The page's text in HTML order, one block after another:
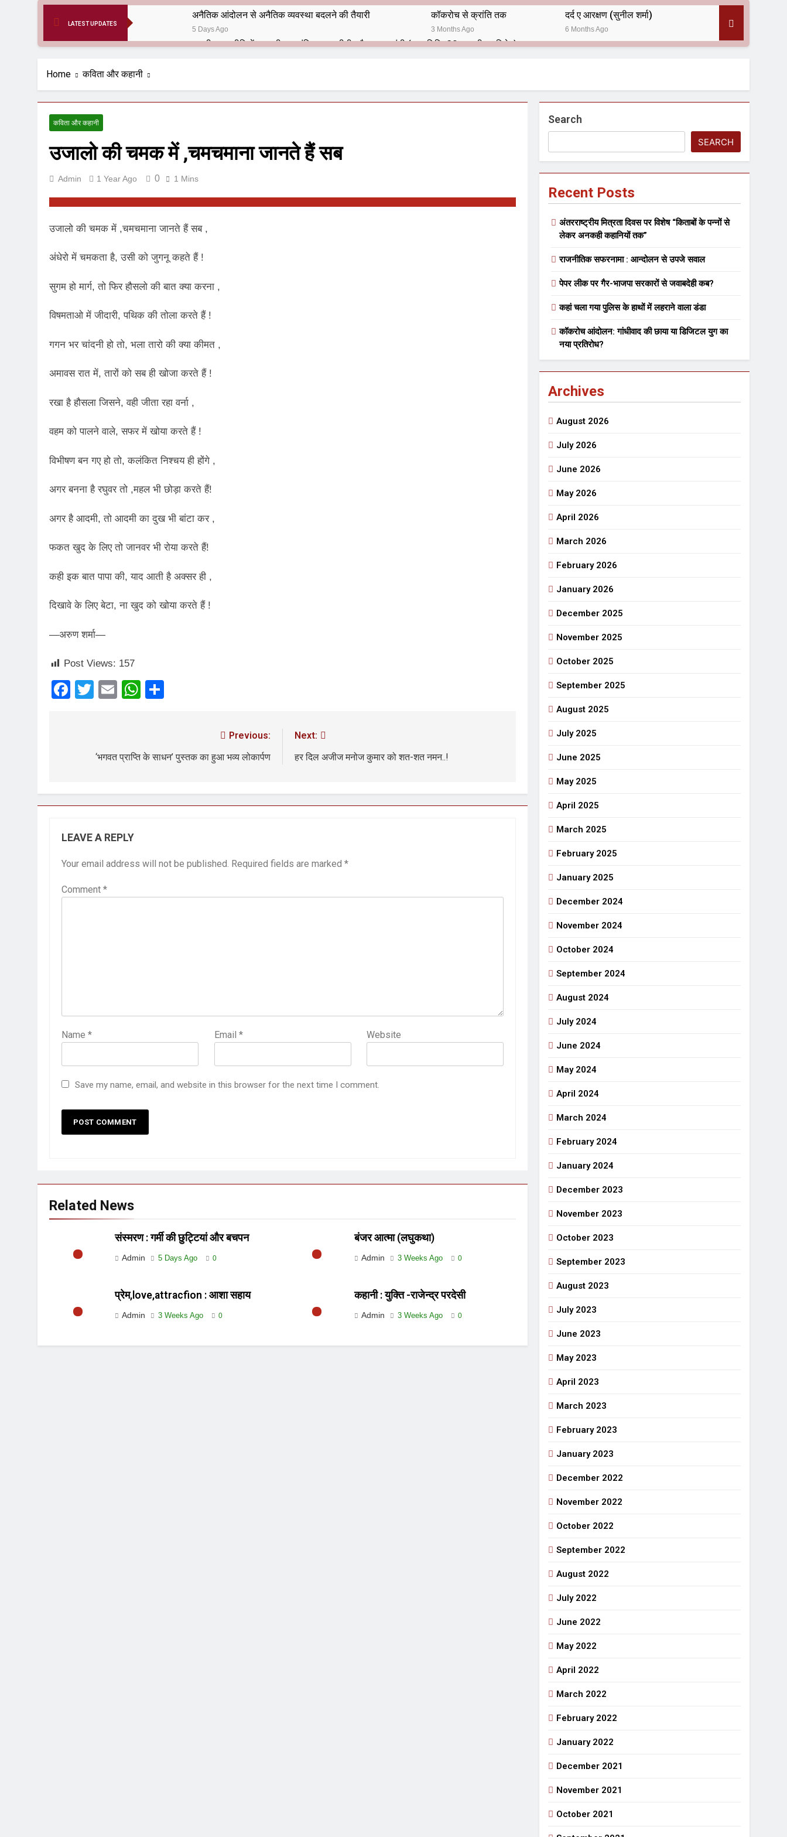
LATEST UPDATES
अनैतिक आंदोलन से अनैतिक व्यवस्था बदलने की तैयारी
5 Days Ago
कॉकरोच से क्रांति तक
3 Months Ago
दर्द ए आरक्षण (सुनील शर्मा)
6 Months Ago
भारतीय राजनीति में आज भी प्रासांगिक एव अद्वीतीय है महात्मा गांधी (पुण्य तिथि-30 जनवरी पर विशेष)
हरियाणा सरकार के बाबा बंदा सिंह बहादुर की स्मृति में स्मारक निर्माण की दिशा में बढ़ते कदम
1 Year Ago
पाकिस्तान और PoK में 9 आतंकी ठिकानों पर भारत ने की एयर स्ट्राइक (ऑपरेशन सिन्दूर)
1 Year Ago
2 Years Ago
2 Years Ago
दिल्ली की फ़िरदौस ख़ान को मिला बेस्ट वालंटियर अवॉर्ड–लाल बिहारी लाल
2 Years Ago
समाज सेवा मे तत्पर दानवीर परिवार
“अंतर्राष्ट्रीय महिला दिवस “ की बहुत बहुत बधाई
2 Years Ago
राम नाम लो प्रेम से – मनमोहन शर्मा ‘शरण’ (सम्पादकीय )
विश्व पुस्तक मेले (10-18 फरवरी) में अनुराधा प्रकाशन के स्टाल पर अपनी पुस्तक को प्रदर्शित/विमोचन हेतु संपर्क करें
3 Years Ago
२१वीं सदी में विश्व में हिंदी भाषा की स्वीकृति
नोसेना प्रमुख एडमिरल आर हरि कुमार ने किया अनुराधा प्रकाशन की पुस्तकों एवं ‘उत्कर्ष मेल’ का लोकार्पण
3 Years Ago
श्री हनुमानजी का जन्म महोत्सव का भव्य आयोजन
राजनीतिक सफरनामा : आन्दोलन से उपजे सवाल
पेपर लीक पर गैर-भाजपा सरकारों से जवाबदेही कब? कहां चला गया पुलिस के हाथों में लहराने वाला डंडा
कॉकरोच आंदोलन: गांधीवाद की छाया या डिजिटल युग का नया प्रतिरोध?
Home कविता और कहानी
कविता और कहानी
उजालो की चमक में ,चमचमाना जानते हैं सब
Admin 1 Year Ago 0 1 Mins
उजालो की चमक में ,चमचमाना जानते हैं सब ,
अंधेरो में चमकता है, उसी को जुगनू कहते हैं !
सुगम हो मार्ग, तो फिर हौसलो की बात क्या करना ,
विषमताओ में जीदारी, पथिक की तोला करते हैं !
गगन भर चांदनी हो तो, भला तारो की क्या कीमत ,
अमावस रात में, तारों को सब ही खोजा करते हैं !
रखा है हौसला जिसने, वही जीता रहा वर्ना ,
वहम को पालने वाले, सफर में खोया करते हैं !
विभीषण बन गए हो तो, कलंकित निश्चय ही होंगे ,
अगर बनना है रघुवर तो ,महल भी छोड़ा करते हैं!
अगर है आदमी, तो आदमी का दुख भी बांटा कर ,
फकत खुद के लिए तो जानवर भी रोया करते हैं!
कही इक बात पापा की, याद आती है अक्सर ही ,
दिखावे के लिए बेटा, ना खुद को खोया करते हैं !
—अरुण शर्मा—
Post Views: 157
Facebook
TwitterEmailWhatsApp
Previous:
‘भगवत प्राप्ति के साधन’ पुस्तक का हुआ भव्य लोकार्पण
Next:
हर दिल अजीज मनोज कुमार को शत-शत नमन..!
LEAVE A REPLY
Your email address will not be published. Required fields are marked *
Comment *
Name * Email * Website
Save my name, email, and website in this browser for the next time I comment.
Related News
संस्मरण : गर्मी की छुट्टियां और बचपन
Admin 5 Days Ago 0
बंजर आत्मा (लघुकथा)
Admin 3 Weeks Ago 0
प्रेम,love,attracfion : आशा सहाय
Admin 3 Weeks Ago 0
कहानी : युक्ति -राजेन्द्र परदेसी
Admin 3 Weeks Ago 0
Search
SEARCH
Recent Posts
अंतरराष्ट्रीय मित्रता दिवस पर विशेष “किताबों के पन्नों से
लेकर अनकही कहानियों तक”
राजनीतिक सफरनामा : आन्दोलन से उपजे सवाल
पेपर लीक पर गैर-भाजपा सरकारों से जवाबदेही कब?
कहां चला गया पुलिस के हाथों में लहराने वाला डंडा
कॉकरोच आंदोलन: गांधीवाद की छाया या डिजिटल युग का
नया प्रतिरोध?
Archives
August 2026
July 2026
June 2026
May 2026
April 2026
March 2026
February 2026
January 2026
December 2025
November 2025
October 2025
September 2025
August 2025
July 2025
June 2025
May 2025
April 2025
March 2025
February 2025
January 2025
December 2024
November 2024
October 2024
September 2024
August 2024
July 2024
June 2024
May 2024
April 2024
March 2024
February 2024
January 2024
December 2023
November 2023
October 2023
September 2023
August 2023
July 2023
June 2023
May 2023
April 2023
March 2023
February 2023
January 2023
December 2022
November 2022
October 2022
September 2022
August 2022
July 2022
June 2022
May 2022
April 2022
March 2022
February 2022
January 2022
December 2021
November 2021
October 2021